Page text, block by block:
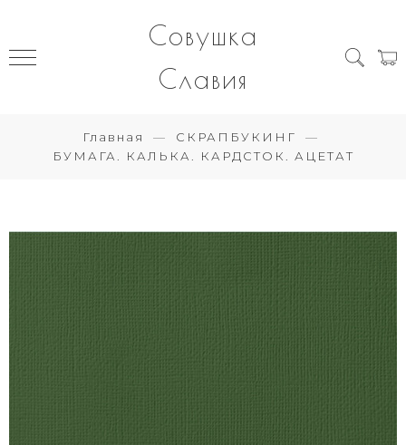
Совушка
Славия
Главная
СКРАПБУКИНГ
БУМАГА. КАЛЬКА. КАРДСТОК. АЦЕТАТ